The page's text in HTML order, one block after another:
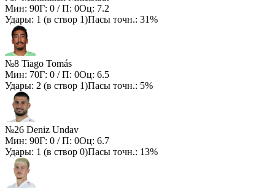
Мин: 90Г: 0 / П: 0Оц: 7.2
Удары: 1 (в створ 1)Пасы точн.: 31%
№8 Tiago Tomás
Мин: 70Г: 0 / П: 0Оц: 6.5
Удары: 2 (в створ 1)Пасы точн.: 5%
№26 Deniz Undav
Мин: 90Г: 0 / П: 0Оц: 6.7
Удары: 1 (в створ 0)Пасы точн.: 13%